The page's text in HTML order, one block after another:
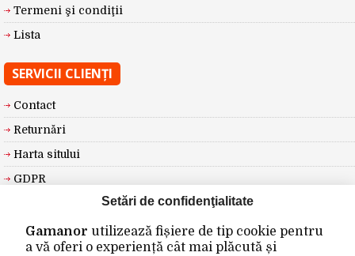
Setări de confidenţialitate
Gamanor utilizează fișiere de tip cookie pentru
a vă oferi o experiență cât mai plăcută și
Termeni şi condiţii
Lista
SERVICII CLIENŢI
Contact
Returnări
Harta sitului
GDPR
Producători